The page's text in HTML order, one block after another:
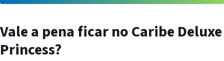
Vale a pena ficar no Caribe Deluxe
Princess?